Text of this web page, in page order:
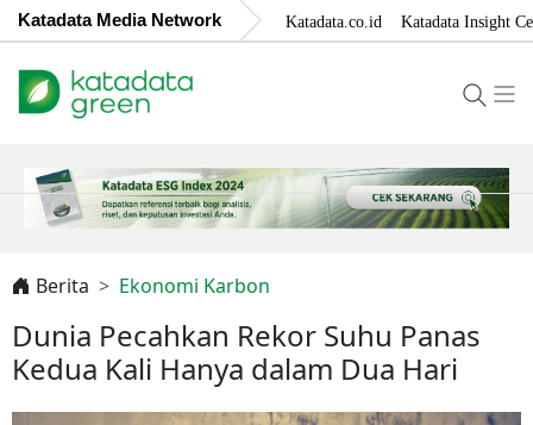
Katadata Media Network Katadata.co.id Katadata Insight
Berita Ekonomi Karbon
Dunia Pecahkan Rekor Suhu Panas
Kedua Kali Hanya dalam Dua Hari